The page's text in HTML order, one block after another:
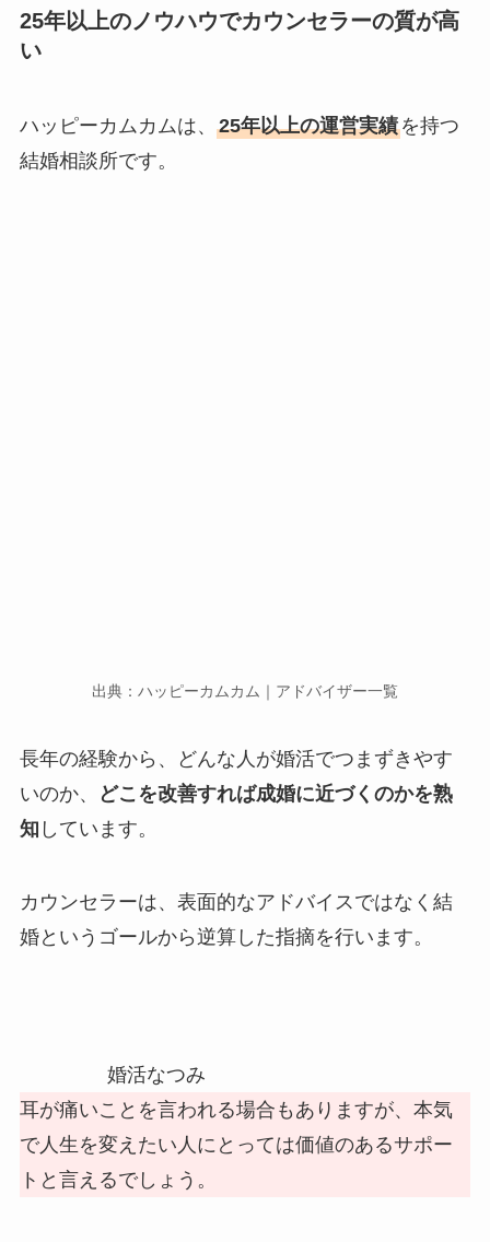
25年以上のノウハウでカウンセラーの質が高
い
ハッピーカムカムは、 25年以上の運営実績を持つ
結婚相談所です。
出典：ハッピーカムカム｜アドバイザー一覧
長年の経験から、どんな人が婚活でつまずきやす
いのか、
どこを改善すれば成婚に近づくのかを熟
知 しています。
カウンセラーは、表面的なアドバイスではなく結
婚というゴールから逆算した指摘を行います。
婚活なつみ
耳が痛いことを言われる場合もありますが、本気
で人生を変えたい人にとっては価値のあるサポー
トと言えるでしょう。